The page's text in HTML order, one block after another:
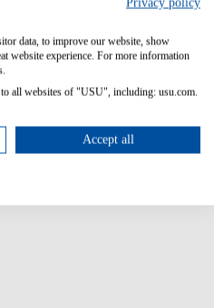
processes into the Service
using the Customization Transfer
Admin: Customizing
Privacy policy
data, to improve our website, show
website experience. For more information
all websites of "USU", including: usu.com.
Accept all